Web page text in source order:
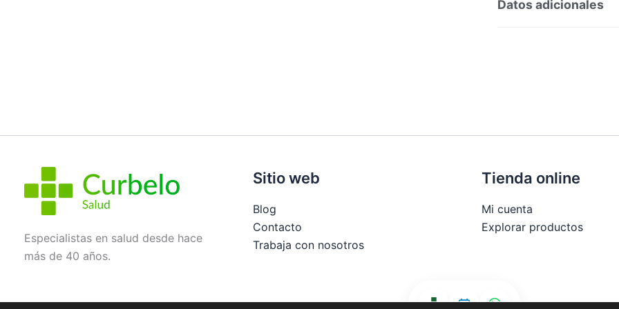
Datos adicionales
Especialistas en salud desde hace
más de 40 años.
Sitio web
Blog
Contacto
Trabaja con nosotros
Tienda online
Mi cuenta
Explorar productos